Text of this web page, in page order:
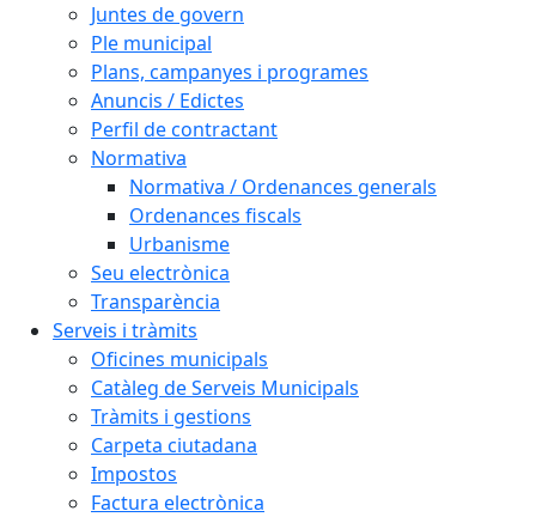
Juntes de govern
Ple municipal
Plans, campanyes i programes
Anuncis / Edictes
Perfil de contractant
Normativa
Normativa / Ordenances generals
Ordenances fiscals
Urbanisme
Seu electrònica
Transparència
Serveis i tràmits
Oficines municipals
Catàleg de Serveis Municipals
Tràmits i gestions
Carpeta ciutadana
Impostos
Factura electrònica